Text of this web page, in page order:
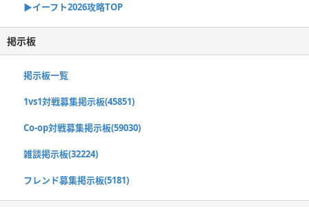
▶イーフト2026攻略TOP
掲示板
掲示板一覧
1vs1対戦募集掲示板(45851)
Co-op対戦募集掲示板(59030)
雑談掲示板(32224)
フレンド募集掲示板(5181)